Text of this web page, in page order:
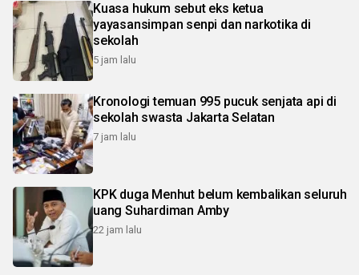
Kuasa hukum sebut eks ketua
yayasansimpan senpi dan narkotika di
sekolah
5 jam lalu
Kronologi temuan 995 pucuk senjata api di
sekolah swasta Jakarta Selatan
7 jam lalu
KPK duga Menhut belum kembalikan seluruh
uang Suhardiman Amby
22 jam lalu